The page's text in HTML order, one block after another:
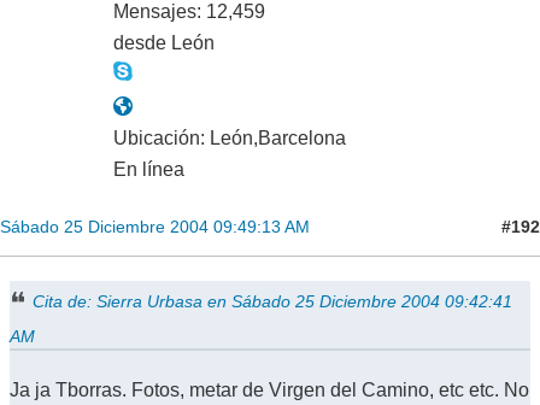
Mensajes: 12,459
desde León
Ubicación: León,Barcelona
En línea
Sábado 25 Diciembre 2004 09:49:13 AM #192
Cita de: Sierra Urbasa en Sábado 25 Diciembre 2004 09:42:41
AM
Ja ja Tborras. Fotos, metar de Virgen del Camino, etc etc. No